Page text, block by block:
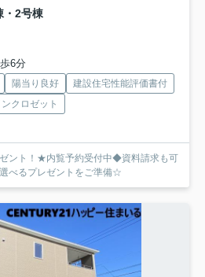
2号棟
6分
陽当り良好
建設住宅性能評価書付
クロゼット
ント！★内覧予約受付中◆資料請求も可
べるプレゼントをご準備☆